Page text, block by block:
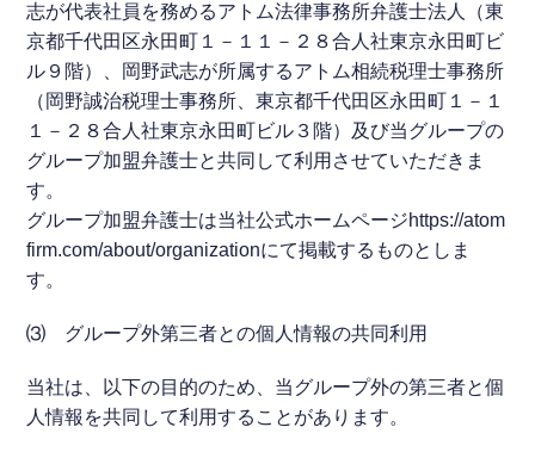
志が代表社員を務めるアトム法律事務所弁護士法人（東
京都千代田区永田町１－１１－２８合人社東京永田町ビ
ル９階）、岡野武志が所属するアトム相続税理士事務所
（岡野誠治税理士事務所、東京都千代田区永田町１－１
１－２８合人社東京永田町ビル３階）及び当グループの
グループ加盟弁護士と共同して利用させていただきま
す。
グループ加盟弁護士は当社公式ホームページhttps://atom
firm.com/about/organizationにて掲載するものとしま
す。
⑶ グループ外第三者との個人情報の共同利用
当社は、以下の目的のため、当グループ外の第三者と個
人情報を共同して利用することがあります。